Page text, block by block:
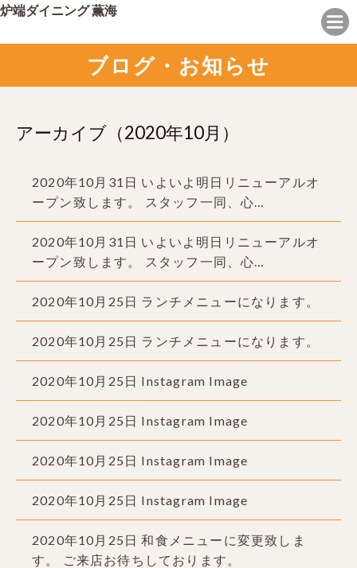
炉端ダイニング 薫海
ブログ・お知らせ
アーカイブ（2020年10月）
2020年10月31日 いよいよ明日リニューアルオ
ープン致します。 スタッフ一同、心…
2020年10月31日 いよいよ明日リニューアルオ
ープン致します。 スタッフ一同、心…
2020年10月25日 ランチメニューになります。
2020年10月25日 ランチメニューになります。
2020年10月25日 Instagram Image
2020年10月25日 Instagram Image
2020年10月25日 Instagram Image
2020年10月25日 Instagram Image
2020年10月25日 和食メニューに変更致しま
す。 ご来店お待ちしております。